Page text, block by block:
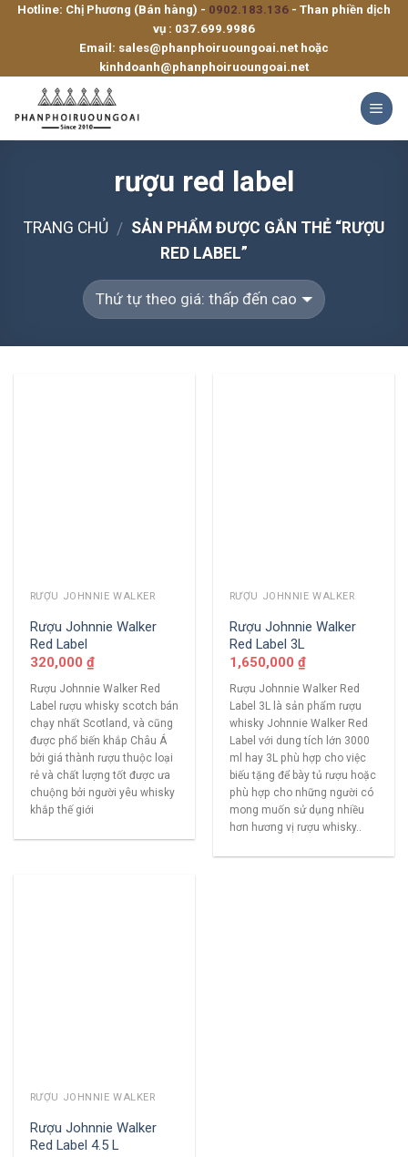
SkipHotline: Chị Phương (Bán hàng) - 0902.183.136 - Than phiền dịch
vụ : 037.699.9986
Email: sales@phanphoiruoungoai.net hoặc
kinhdoanh@phanphoiruoungoai.net
rượu red label
TRANG CHỦ / SẢN PHẨM ĐƯỢC GẮN THẺ “RƯỢU
RED LABEL”
RƯỢU JOHNNIE WALKER
Rượu Johnnie Walker
Red Label
320,000 ₫
Rượu Johnnie Walker Red
Label rượu whisky scotch bán
chạy nhất Scotland, và cũng
được phổ biến khắp Châu Á
bởi giá thành rượu thuộc loại
rẻ và chất lượng tốt được ưa
chuộng bởi người yêu whisky
khắp thế giới
RƯỢU JOHNNIE WALKER
Rượu Johnnie Walker
Red Label 3L
1,650,000 ₫
Rượu Johnnie Walker Red
Label 3L là sản phẩm rượu
whisky Johnnie Walker Red
Label với dung tích lớn 3000
ml hay 3L phù hợp cho việc
biếu tặng để bày tủ rượu hoặc
phù hợp cho những người có
mong muốn sử dụng nhiều
hơn hương vị rượu whisky..
RƯỢU JOHNNIE WALKER
Rượu Johnnie Walker
Red Label 4.5 L